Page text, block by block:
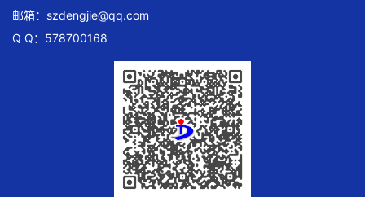
邮箱： szdengjie@qq.com
Q Q：578700168